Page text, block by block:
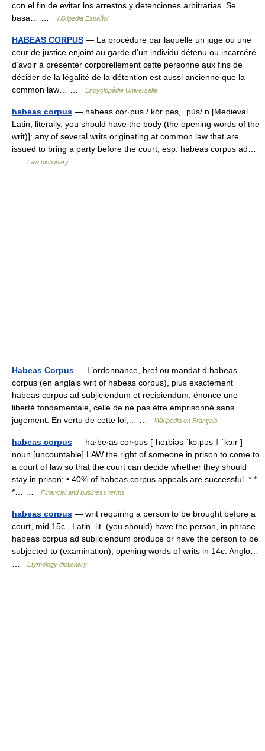
con el fin de evitar los arrestos y detenciones arbitrarias. Se
basa… …
Wikipedia Español
HABEAS CORPUS — La procédure par laquelle un juge ou une
cour de justice enjoint au garde d’un individu détenu ou incarcéré
d’avoir à présenter corporellement cette personne aux fins de
décider de la légalité de la détention est aussi ancienne que la
common law… …
Encyclopédie Universelle
habeas corpus — habeas cor·pus / kȯr pəs, ˌpu̇s/ n [Medieval
Latin, literally, you should have the body (the opening words of the
writ)]: any of several writs originating at common law that are
issued to bring a party before the court; esp: habeas corpus ad…
Law dictionary
Habeas Corpus — L’ordonnance, bref ou mandat d habeas
corpus (en anglais writ of habeas corpus), plus exactement
habeas corpus ad subjiciendum et recipiendum, énonce une
liberté fondamentale, celle de ne pas être emprisonné sans
jugement. En vertu de cette loi,… …
Wikipédia en Français
habeas corpus — ha‧be‧as cor‧pus [ˌheɪbiəs ˈkɔːpəs ǁ ˈkɔːr ]
noun [uncountable] LAW the right of someone in prison to come to
a court of law so that the court can decide whether they should
stay in prison: • 40% of habeas corpus appeals are successful. * *
*… …
Financial and business terms
habeas corpus — writ requiring a person to be brought before a
court, mid 15c., Latin, lit. (you should) have the person, in phrase
habeas corpus ad subjiciendum produce or have the person to be
subjected to (examination), opening words of writs in 14c. Anglo…
Etymology dictionary